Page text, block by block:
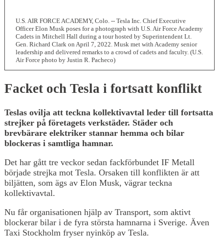
U.S. AIR FORCE ACADEMY, Colo. -- Tesla Inc. Chief Executive
Officer Elon Musk poses for a photograph with U.S. Air Force Academy
Cadets in Mitchell Hall during a tour hosted by Superintendent Lt.
Gen. Richard Clark on April 7, 2022. Musk met with Academy senior
leadership and delivered remarks to a crowd of cadets and faculty. (U.S.
Air Force photo by Justin R. Pacheco)
Facket och Tesla i fortsatt konflikt
Teslas ovilja att teckna kollektivavtal leder till fortsatta
strejker på företagets verkstäder. Städer och
brevbärare elektriker stannar hemma och bilar
blockeras i samtliga hamnar.
Det har gått tre veckor sedan fackförbundet IF Metall
började strejka mot Tesla. Orsaken till konflikten är att
biljätten, som ägs av Elon Musk, vägrar teckna
kollektivavtal.
Nu får organisationen hjälp av Transport, som aktivt
blockerar bilar i de fyra största hamnarna i Sverige. Även
Taxi Stockholm fryser nyinköp av Tesla.